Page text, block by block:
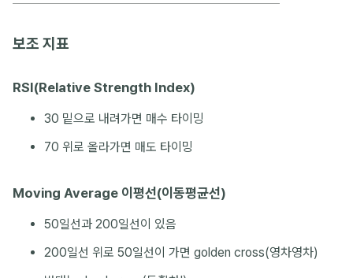
보조 지표
RSI(Relative Strength Index)
30 밑으로 내려가면 매수 타이밍
70 위로 올라가면 매도 타이밍
Moving Average 이평선(이동평균선)
50일선과 200일선이 있음
200일선 위로 50일선이 가면 golden cross(영차영차)